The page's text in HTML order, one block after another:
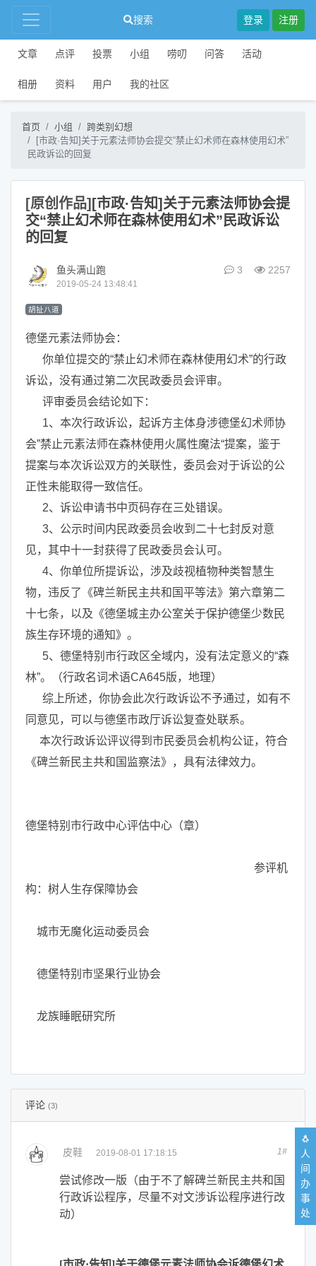
搜索 登录 注册
文章 点评 投票 小组 唠叨 问答 活动
相册 资料 用户 我的社区
首页 小组
跨类别幻想
[市政·告知]关于元素法师协会提交“禁止幻术师在森林使用幻术”
民政诉讼的回复
[原创作品] [市政·告知]关于元素法师协会提
交“禁止幻术师在森林使用幻术”民政诉讼
的回复
鱼头满山跑
2019-05-24 13:48:41
3 2257
胡扯八道
德堡元素法师协会：
你单位提交的“禁止幻术师在森林使用幻术”的行政
诉讼，没有通过第二次民政委员会评审。
评审委员会结论如下：
1、本次行政诉讼，起诉方主体身涉德堡幻术师协
会”禁止元素法师在森林使用火属性魔法“提案，鉴于
提案与本次诉讼双方的关联性，委员会对于诉讼的公
正性未能取得一致信任。
2、诉讼申请书中页码存在三处错误。
3、公示时间内民政委员会收到二十七封反对意
见，其中十一封获得了民政委员会认可。
4、你单位所提诉讼，涉及歧视植物种类智慧生
物，违反了《碑兰新民主共和国平等法》第六章第二
十七条，以及《德堡城主办公室关于保护德堡少数民
族生存环境的通知》。
5、德堡特别市行政区全域内，没有法定意义的“森
林”。（行政名词术语CA645版，地理）
综上所述，你协会此次行政诉讼不予通过，如有不
同意见，可以与德堡市政厅诉讼复查处联系。
本次行政诉讼评议得到市民委员会机构公证，符合
《碑兰新民主共和国监察法》，具有法律效力。
德堡特别市行政中心评估中心（章）
参评机
构：树人生存保障协会
城市无魔化运动委员会
德堡特别市坚果行业协会
龙族睡眠研究所
评论 (3)
皮鞋 2019-08-01 17:18:15 1#
尝试修改一版（由于不了解碑兰新民主共和国
行政诉讼程序，尽量不对文涉诉讼程序进行改
动）
🐧
人
间
办
事
处